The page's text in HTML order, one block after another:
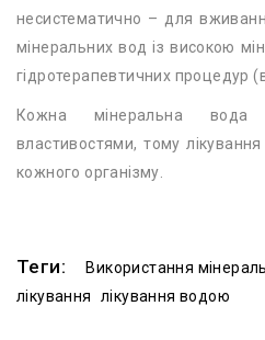
несистематично – для
мінеральних вод із високою
гідротерапевтичних процедур
Кожна мінеральна вода
властивостями, тому
кожного організму.
Теги: Використання
лікування
лікування водою